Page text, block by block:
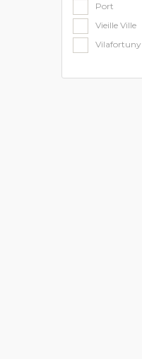
Port
Vieille Ville
Vilafortuny